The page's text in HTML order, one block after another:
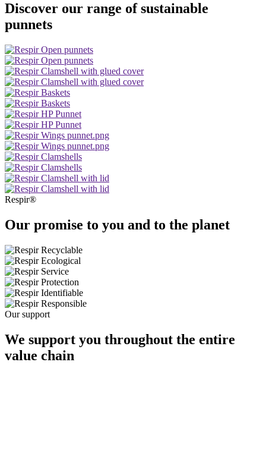
Discover our range of sustainable
punnets
Respir®
Our promise to you and to the planet
Our support
We support you throughout the entire
value chain